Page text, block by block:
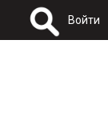
Войти